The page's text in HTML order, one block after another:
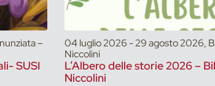
–
SUSI
04 luglio 2026 - 29 agosto 2026,
Niccolini
L’Albero delle storie 2026 –
Niccolini